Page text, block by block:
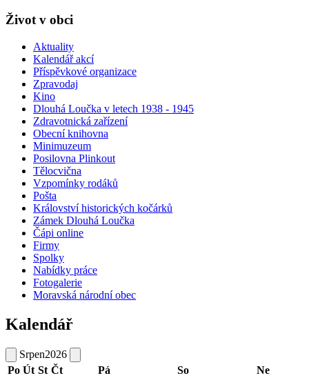
Život v obci
Aktuality
Kalendář akcí
Příspěvkové organizace
Zpravodaj
Kino
Dlouhá Loučka v letech 1938 - 1945
Zdravotnická zařízení
Obecní knihovna
Minimuzeum
Posilovna Plinkout
Tělocvična
Vzpomínky rodáků
Pošta
Království historických kočárků
Zámek Dlouhá Loučka
Čápi online
Firmy
Spolky
Nabídky práce
Fotogalerie
Moravská národní obec
Kalendář
Srpen2026
Po Út St Čt Pá So
Ne